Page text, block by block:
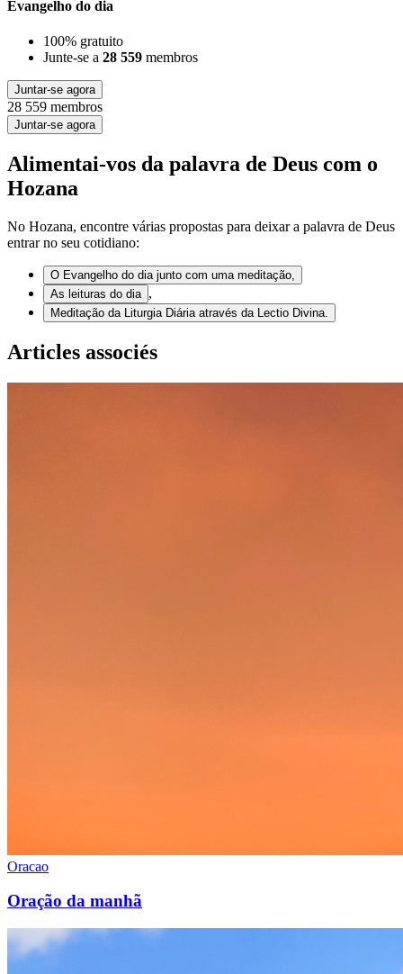
Evangelho do dia
100% gratuito
Junte-se a 28 559 membros
Juntar-se agora
28 559 membros
Juntar-se agora
Alimentai-vos da palavra de Deus com o
Hozana
No Hozana, encontre várias propostas para deixar a palavra de Deus
entrar no seu cotidiano:
O Evangelho do dia junto com uma meditação,
As leituras do dia ,
Meditação da Liturgia Diária através da Lectio Divina.
Articles associés
Oracao
Oração da manhã